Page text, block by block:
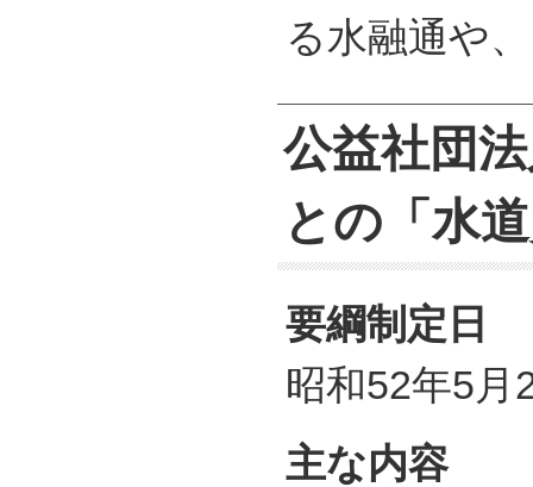
る水融通や
公益社団
との「水
要綱制定日
昭和52年5月
主な内容